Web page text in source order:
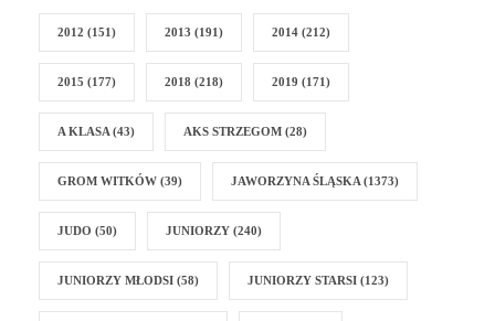
2012 (151) 2013 (191) 2014 (212)
2015 (177) 2018 (218) 2019 (171)
A KLASA (43) AKS STRZEGOM (28)
GROM WITKÓW (39) JAWORZYNA ŚLĄSKA (1373)
JUDO (50) JUNIORZY (240)
JUNIORZY MŁODSI (58) JUNIORZY STARSI (123)